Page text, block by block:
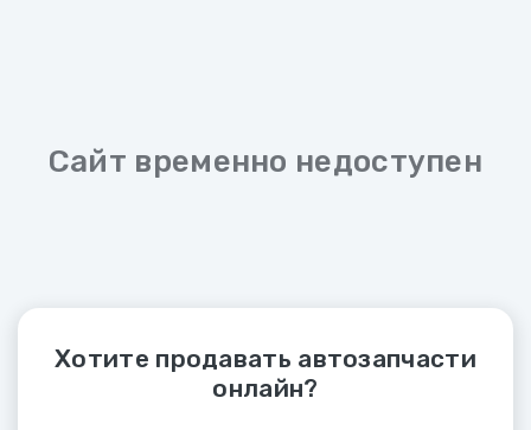
Сайт временно недоступен
Хотите продавать автозапчасти
онлайн?